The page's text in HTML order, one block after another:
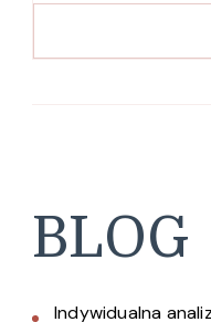
BLOG
Indywidualna